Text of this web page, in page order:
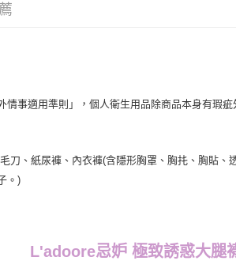
情事適用準則」，個人衛生用品除商品本身有瑕疵
刀、紙尿褲、內衣褲(含隱形胸罩、胸扥、胸貼、
。)
L'adoore忌妒 極致誘惑大腿